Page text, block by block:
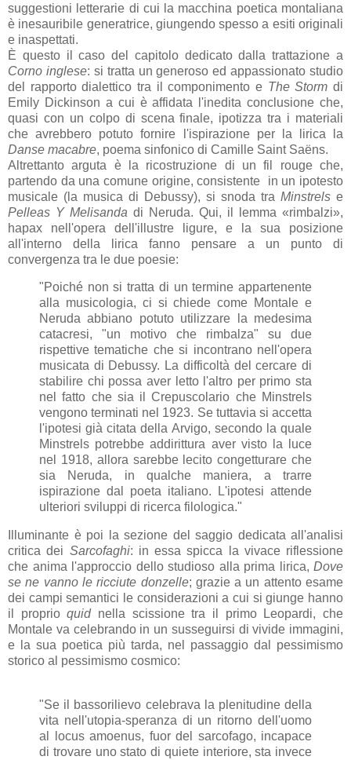
suggestioni letterarie di cui la macchina poetica montaliana
è inesauribile generatrice, giungendo spesso a esiti originali
e inaspettati.
È questo il caso del capitolo dedicato dalla trattazione a
Corno inglese: si tratta un generoso ed appassionato studio
del rapporto dialettico tra il componimento e The Storm di
Emily Dickinson a cui è affidata l'inedita conclusione che,
quasi con un colpo di scena finale, ipotizza tra i materiali
che avrebbero potuto fornire l'ispirazione per la lirica la
Danse macabre, poema sinfonico di Camille Saint Saëns.
Altrettanto arguta è la ricostruzione di un fil rouge che,
partendo da una comune origine, consistente in un ipotesto
musicale (la musica di Debussy), si snoda tra Minstrels e
Pelleas Y Melisanda di Neruda. Qui, il lemma «rimbalzi»,
hapax nell'opera dell'illustre ligure, e la sua posizione
all'interno della lirica fanno pensare a un punto di
convergenza tra le due poesie:
"Poiché non si tratta di un termine appartenente
alla musicologia, ci si chiede come Montale e
Neruda abbiano potuto utilizzare la medesima
catacresi, "un motivo che rimbalza" su due
rispettive tematiche che si incontrano nell'opera
musicata di Debussy. La difficoltà del cercare di
stabilire chi possa aver letto l'altro per primo sta
nel fatto che sia il Crepuscolario che Minstrels
vengono terminati nel 1923. Se tuttavia si accetta
l'ipotesi già citata della Arvigo, secondo la quale
Minstrels potrebbe addirittura aver visto la luce
nel 1918, allora sarebbe lecito congetturare che
sia Neruda, in qualche maniera, a trarre
ispirazione dal poeta italiano. L'ipotesi attende
ulteriori sviluppi di ricerca filologica."
Illuminante è poi la sezione del saggio dedicata all'analisi
critica dei Sarcofaghi: in essa spicca la vivace riflessione
che anima l'approccio dello studioso alla prima lirica, Dove
se ne vanno le ricciute donzelle; grazie a un attento esame
dei campi semantici le considerazioni a cui si giunge hanno
il proprioquidnella scissione tra il primo Leopardi, che
Montale va celebrando in un susseguirsi di vivide immagini,
e la sua poetica più tarda, nel passaggio dal pessimismo
storico al pessimismo cosmico:
"Se il bassorilievo celebrava la plenitudine della
vita nell'utopia-speranza di un ritorno dell'uomo
al locus amoenus, fuor del sarcofago, incapace
di trovare uno stato di quiete interiore, sta invece